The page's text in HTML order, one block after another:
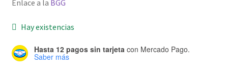
Enlace a la BGG
Hay existencias
Hasta 12 pagos sin tarjeta con Mercado Pago.
Saber más